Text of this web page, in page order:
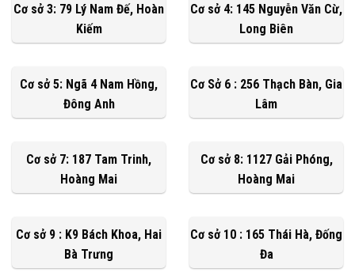
Cơ sở 3: 79 Lý Nam Đế, Hoàn
Kiếm
Cơ sở 4: 145 Nguyễn Văn Cừ,
Long Biên
Cơ sở 5: Ngã 4 Nam Hồng,
Đông Anh
Cơ Sở 6 : 256 Thạch Bàn, Gia
Lâm
Cơ sở 7: 187 Tam Trinh,
Hoàng Mai
Cơ sở 8: 1127 Gải Phóng,
Hoàng Mai
Cơ sở 9 : K9 Bách Khoa, Hai
Bà Trưng
Cơ sở 10 : 165 Thái Hà, Đống
Đa